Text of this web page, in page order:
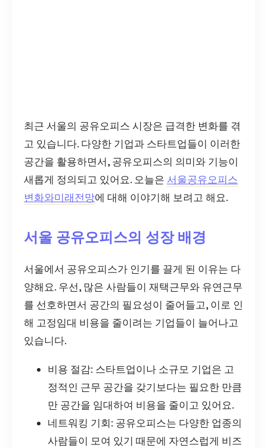
최근 서울의 공유오피스 시장은 급격한 변화를 겪
고 있습니다. 다양한 기업과 스타트업들이 이러한
공간을 활용하면서, 공유오피스의 의미와 기능이
새롭게 정의되고 있어요. 오늘은 서울공유오피스
변화와미래전망에 대해 이야기해 보려고 해요.
서울 공유오피스의 성장 배경
서울에서 공유오피스가 인기를 끌게 된 이유는 다
양해요. 우선, 많은 사람들이 재택근무와 유연근무
를 선호하면서 공간의 필요성이 줄어들고, 이로 인
해 고정임대 비용을 줄이려는 기업들이 늘어나고
있습니다.
비용 절감: 스타트업이나 소규모 기업은 고
정적인 근무 공간을 갖기보다는 필요한 만큼
만 공간을 임대하여 비용을 줄이고 있어요.
네트워킹 기회: 공유오피스는 다양한 업종의
사람들이 모여 있기 때문에 자연스럽게 비즈